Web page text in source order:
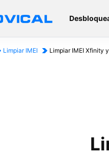
Limpiar IMEI Limpiar IMEI Xfinity